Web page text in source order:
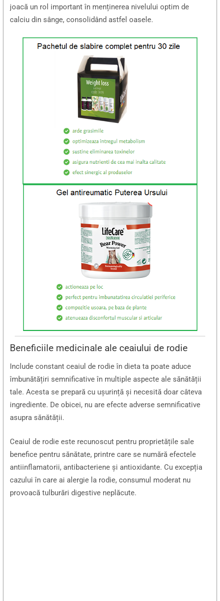
joacă un rol important în menținerea nivelului optim de
calciu din sânge, consolidând astfel oasele.
Beneficiile medicinale ale ceaiului de rodie
Include constant ceaiul de rodie în dieta ta poate aduce
îmbunătățiri semnificative în multiple aspecte ale sănătății
tale. Acesta se prepară cu ușurință și necesită doar câteva
ingrediente. De obicei, nu are efecte adverse semnificative
asupra sănătății.
Ceaiul de rodie este recunoscut pentru proprietățile sale
benefice pentru sănătate, printre care se numără efectele
antiinflamatorii, antibacteriene și antioxidante. Cu excepția
cazului în care ai alergie la rodie, consumul moderat nu
provoacă tulburări digestive neplăcute.